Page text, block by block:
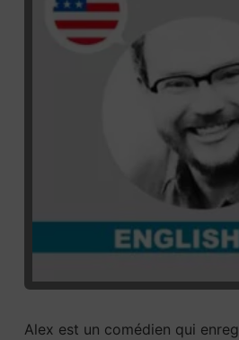
Alex est un comédien qui